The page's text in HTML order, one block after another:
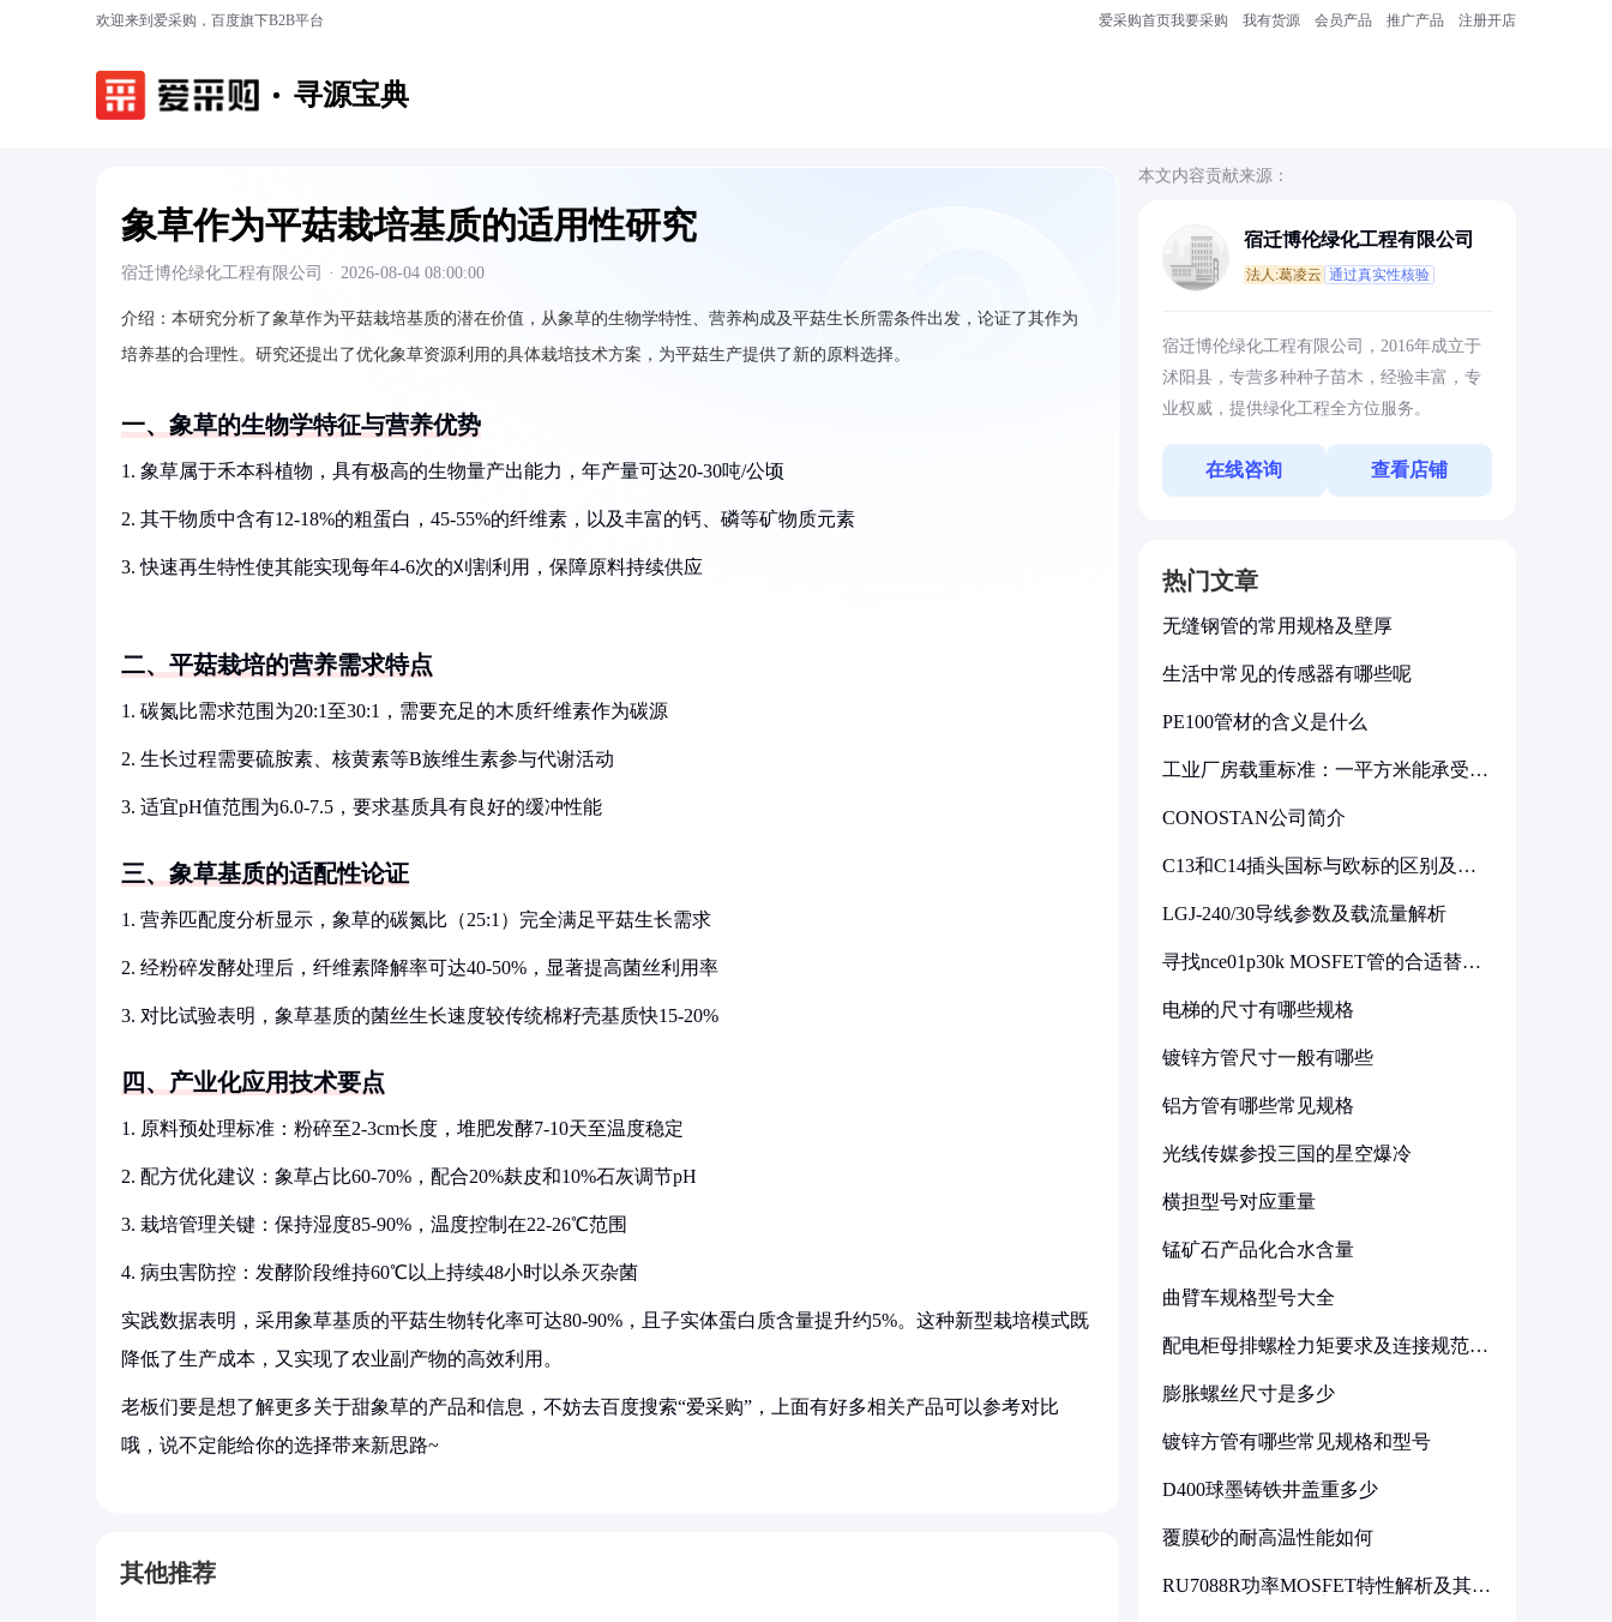
欢迎来到爱采购，百度旗下B2B平台 爱采购首页我要采购 我有货源 会员产品 推广产品 注册开店
寻源宝典
象草作为平菇栽培基质的适用性研究
宿迁博伦绿化工程有限公司 · 2026-08-04 08:00:00
介绍： 本研究分析了象草作为平菇栽培基质的潜在价值，从象草的生物学特性、营养构成及平菇生长所需条件出发，论证了其作为
培养基的合理性。研究还提出了优化象草资源利用的具体栽培技术方案，为平菇生产提供了新的原料选择。
一、象草的生物学特征与营养优势
1. 象草属于禾本科植物，具有极高的生物量产出能力，年产量可达20-30吨/公顷
2. 其干物质中含有12-18%的粗蛋白，45-55%的纤维素，以及丰富的钙、磷等矿物质元素
3. 快速再生特性使其能实现每年4-6次的刈割利用，保障原料持续供应
二、平菇栽培的营养需求特点
1. 碳氮比需求范围为20:1至30:1，需要充足的木质纤维素作为碳源
2. 生长过程需要硫胺素、核黄素等B族维生素参与代谢活动
3. 适宜pH值范围为6.0-7.5，要求基质具有良好的缓冲性能
三、象草基质的适配性论证
1. 营养匹配度分析显示，象草的碳氮比（25:1）完全满足平菇生长需求
2. 经粉碎发酵处理后，纤维素降解率可达40-50%，显著提高菌丝利用率
3. 对比试验表明，象草基质的菌丝生长速度较传统棉籽壳基质快15-20%
四、产业化应用技术要点
1. 原料预处理标准：粉碎至2-3cm长度，堆肥发酵7-10天至温度稳定
2. 配方优化建议：象草占比60-70%，配合20%麸皮和10%石灰调节pH
3. 栽培管理关键：保持湿度85-90%，温度控制在22-26℃范围
4. 病虫害防控：发酵阶段维持60℃以上持续48小时以杀灭杂菌
实践数据表明，采用象草基质的平菇生物转化率可达80-90%，且子实体蛋白质含量提升约5%。这种新型栽培模式既
降低了生产成本，又实现了农业副产物的高效利用。
老板们要是想了解更多关于甜象草的产品和信息，不妨去百度搜索“爱采购”，上面有好多相关产品可以参考对比
哦，说不定能给你的选择带来新思路~
其他推荐
本文内容贡献来源：
宿迁博伦绿化工程有限公司
法人:葛凌云 通过真实性核验
宿迁博伦绿化工程有限公司，2016年成立于
沭阳县，专营多种种子苗木，经验丰富，专
业权威，提供绿化工程全方位服务。
在线咨询 查看店铺
热门文章
无缝钢管的常用规格及壁厚
生活中常见的传感器有哪些呢
PE100管材的含义是什么
工业厂房载重标准：一平方米能承受多
CONOSTAN公司简介
C13和C14插头国标与欧标的区别及其
LGJ-240/30导线参数及载流量解析
寻找nce01p30k MOSFET管的合适替代
电梯的尺寸有哪些规格
镀锌方管尺寸一般有哪些
铝方管有哪些常见规格
光线传媒参投三国的星空爆冷
横担型号对应重量
锰矿石产品化合水含量
曲臂车规格型号大全
配电柜母排螺栓力矩要求及连接规范详
膨胀螺丝尺寸是多少
镀锌方管有哪些常见规格和型号
D400球墨铸铁井盖重多少
覆膜砂的耐高温性能如何
RU7088R功率MOSFET特性解析及其在